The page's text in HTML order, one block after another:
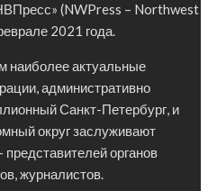
(NWPress – Northwest
2021 года.
наиболее актуальные
административно
Санкт-Петербург, и
округ заслуживают
органов
журналистов.